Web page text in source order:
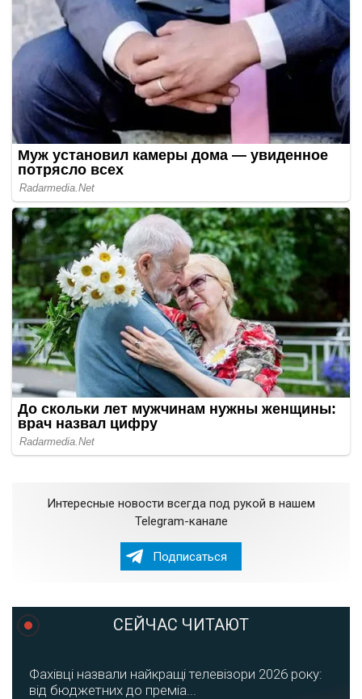
Интересные новости всегда под рукой в нашем
Telegram-канале
Подписаться
СЕЙЧАС ЧИТАЮТ
Фахівці назвали найкращі телевізори 2026 року:
від бюджетних до преміа...